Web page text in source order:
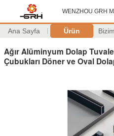
WENZHOU GRH
Ana Sayfa Ürün
Ağır Alüminyum Dolap
Çubukları Döner ve Oval